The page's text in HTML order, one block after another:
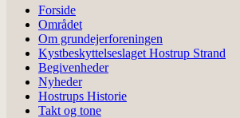
Forside
Området
Om grundejerforeningen
Kystbeskyttelseslaget Hostrup Strand
Begivenheder
Nyheder
Hostrups Historie
Takt og tone